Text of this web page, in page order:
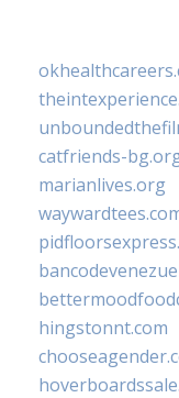
catfriends-
marianlives.org
hingstonnt.com